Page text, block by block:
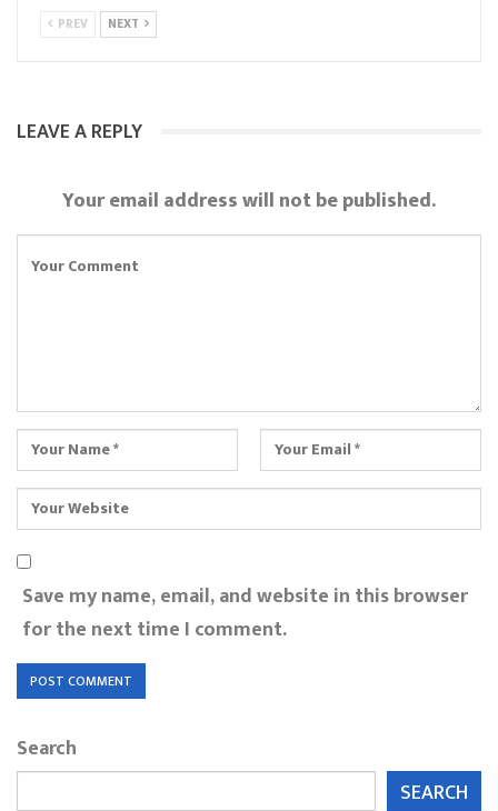
PREV NEXT
LEAVE A REPLY
Your email address will not be published.
Save my name, email, and website in this browser
for the next time I comment.
Search
SEARCH